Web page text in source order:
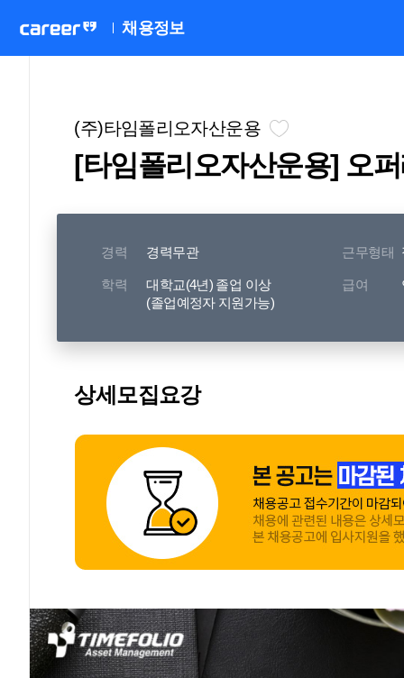
채용정보
(주)타임폴리오자산운용
[타임폴리오자산운용] 오
경력 경력무관 근무형태
학력
대학교(4년) 졸업 이상
(졸업예정자 지원가능)
급여
상세모집요강